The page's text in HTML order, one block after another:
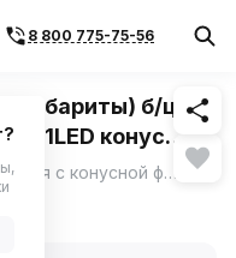
8 800 775-75-56Похожие
1LED конус
Светодиод 12V 5W от YADA без цоколя с конусной формой и синим светом — это специализированное решение для автомобильных номеров и габаритных огней. ещё